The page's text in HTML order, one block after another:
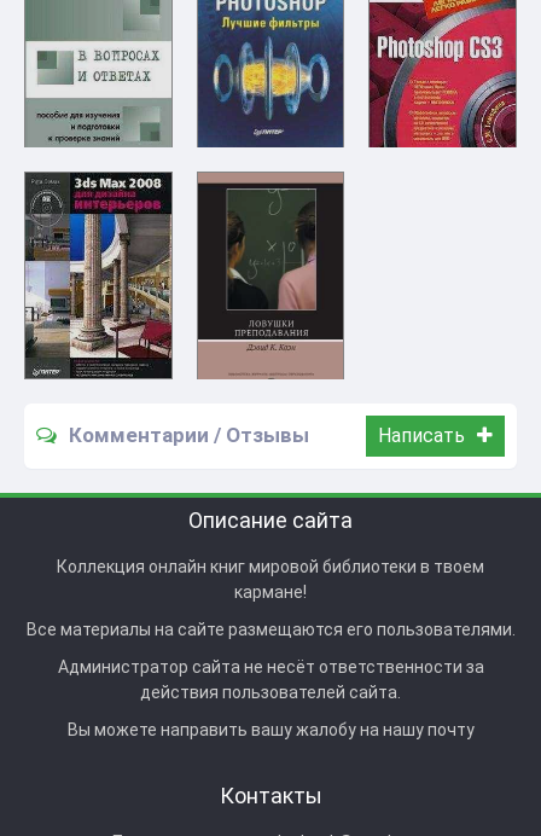
Комментарии / Отзывы Написать
Описание сайта
Коллекция онлайн книг мировой библиотеки в твоем
кармане!
Все материалы на сайте размещаются его пользователями.
Администратор сайта не несёт ответственности за
действия пользователей сайта.
Вы можете направить вашу жалобу на нашу почту
Контакты